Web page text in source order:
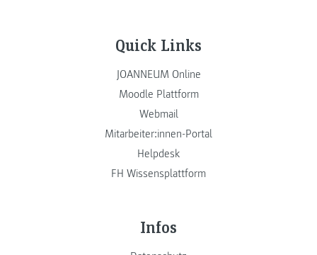
Quick Links
JOANNEUM Online
Moodle Plattform
Webmail
Mitarbeiter:innen-Portal
Helpdesk
FH Wissensplattform
Infos